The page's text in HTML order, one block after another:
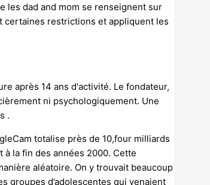
les dad and mom se renseignent sur
certaines restrictions et appliquent les
après 14 ans d'activité. Le fondateur,
ni psychologiquement. Une
.
totalise près de 10,four milliards
la fin des années 2000. Cette
aléatoire. On y trouvait beaucoup
groupes d’adolescentes qui venaient